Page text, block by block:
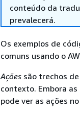
conteúdo da
prevalecerá.
Os exemplos de
comuns usando o
Ações são trechos
contexto. Embora
pode ver as ações